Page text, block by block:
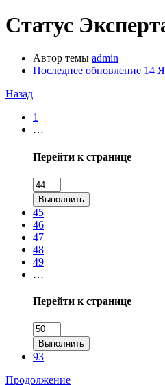
Статус
Автор темы admin
Последнее обновление 14
Назад
1
…
Перейти к странице
Выполнить
45
46
47
48
49
…
Перейти к странице
Выполнить
93
Продолжение